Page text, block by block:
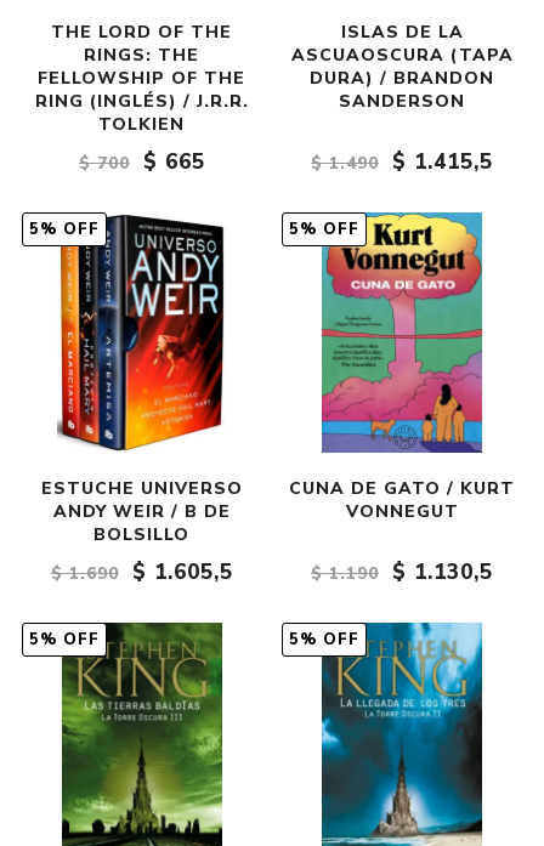
THE LORD OF THE
RINGS: THE
FELLOWSHIP OF THE
RING (INGLÉS) / J.R.R.
TOLKIEN
$ 700
$ 665
ISLAS DE LA
ASCUAOSCURA (TAPA
DURA) / BRANDON
SANDERSON
$ 1.490 $ 1.415,5
5% OFF
ESTUCHE UNIVERSO
ANDY WEIR / B DE
BOLSILLO
$ 1.690
$ 1.605,5
5% OFF
CUNA DE GATO / KURT
VONNEGUT
$ 1.190 $ 1.130,5
5% OFF 5% OFF